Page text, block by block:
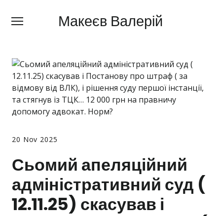
Макеєв Валерій
Макеєв Валерій
Про мене
Сфери діяльності
Правила
Контакти
Про мобілізацію
Новини
20 Nov 2025
Сьомий апеляційний
адміністративний суд (
12.11.25) скасував і